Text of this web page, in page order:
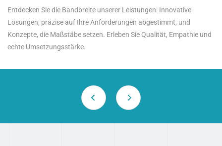
Entdecken Sie die Bandbreite unserer Leistungen: Innovative
Lösungen, präzise auf Ihre Anforderungen abgestimmt, und
Konzepte, die Maßstäbe setzen. Erleben Sie Qualität, Empathie und
echte Umsetzungsstärke.